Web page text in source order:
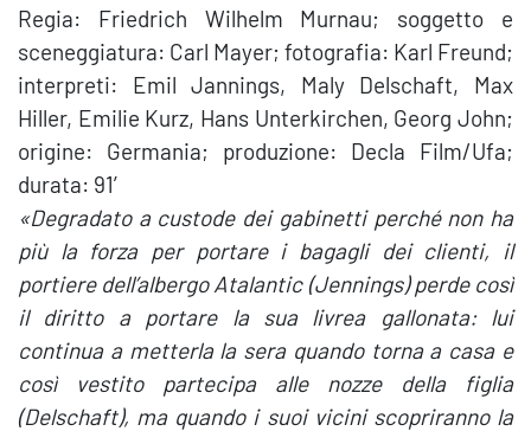
Regia: Friedrich Wilhelm Murnau; soggetto e
sceneggiatura: Carl Mayer; fotografia: Karl Freund;
interpreti: Emil Jannings, Maly Delschaft, Max
Hiller, Emilie Kurz, Hans Unterkirchen, Georg John;
origine: Germania; produzione: Decla Film/Ufa;
durata: 91′
«Degradato a custode dei gabinetti perché non ha
più la forza per portare i bagagli dei clienti, il
portiere dell’albergo Atalantic (Jennings) perde così
il diritto a portare la sua livrea gallonata: lui
continua a metterla la sera quando torna a casa e
così vestito partecipa alle nozze della figlia
(Delschaft), ma quando i suoi vicini scopriranno la